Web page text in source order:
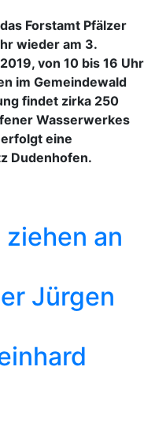
Forstamt Pfälzer
wieder am 3.
von 10 bis 16 Uhr
im Gemeindewald
findet zirka 250
Wasserwerkes
eine
Dudenhofen.
an
Jürgen